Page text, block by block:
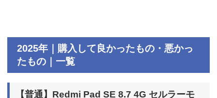
2025年｜購入して良かったもの・悪かっ
たもの｜一覧
【普通】Redmi Pad SE 8.7 4G セルラーモ